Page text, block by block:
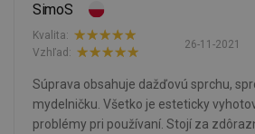
SimoS
26-11-2021
Kvalita:
Vzhľad:
Súprava obsahuje dažďovú sprchu,
mydelničku. Všetko je esteticky
problémy pri používaní. Stojí za